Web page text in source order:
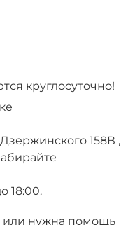
круглосуточно!
158В ,
18:00.
или нужна помощь